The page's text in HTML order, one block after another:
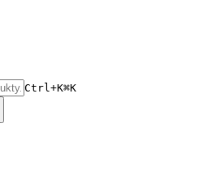
Ctrl+K⌘K